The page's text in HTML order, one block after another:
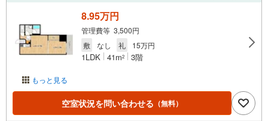
もっと見る
8.95万円
管理費等 3,500円
敷
なし 礼 15万円
1LDK 41m2 3階
空室状況を問い合わせる （無料）